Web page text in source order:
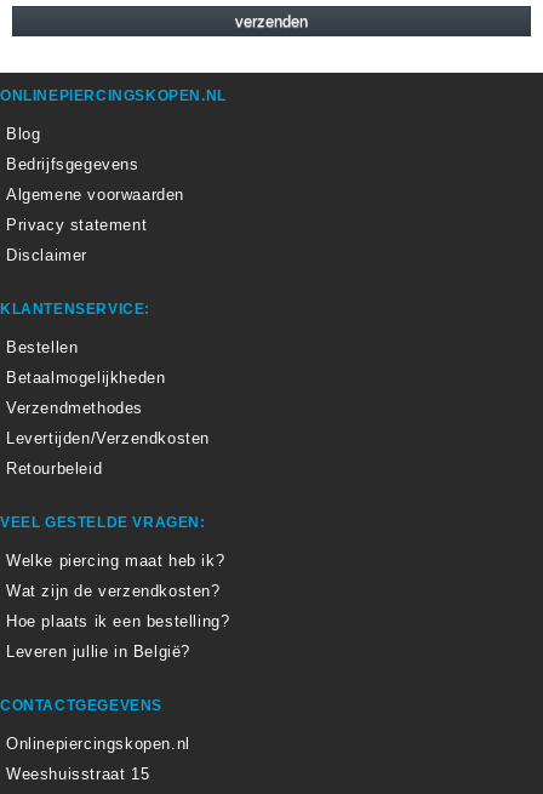
ONLINEPIERCINGSKOPEN.NL
Blog
Bedrijfsgegevens
Algemene voorwaarden
Privacy statement
Disclaimer
KLANTENSERVICE:
Bestellen
Betaalmogelijkheden
Verzendmethodes
Levertijden/Verzendkosten
Retourbeleid
VEEL GESTELDE VRAGEN:
Welke piercing maat heb ik?
Wat zijn de verzendkosten?
Hoe plaats ik een bestelling?
Leveren jullie in België?
CONTACTGEGEVENS
Onlinepiercingskopen.nl
Weeshuisstraat 15